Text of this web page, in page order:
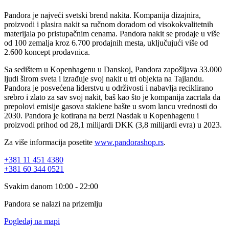
Pandora je najveći svetski brend nakita. Kompanija dizajnira,
proizvodi i plasira nakit sa ručnom doradom od visokokvalitetnih
materijala po pristupačnim cenama. Pandora nakit se prodaje u više
od 100 zemalja kroz 6.700 prodajnih mesta, uključujući više od
2.600 koncept prodavnica.
Sa sedištem u Kopenhagenu u Danskoj, Pandora zapošljava 33.000
ljudi širom sveta i izrađuje svoj nakit u tri objekta na Tajlandu.
Pandora je posvećena liderstvu u održivosti i nabavlja reciklirano
srebro i zlato za sav svoj nakit, baš kao što je kompanija zacrtala da
prepolovi emisije gasova staklene bašte u svom lancu vrednosti do
2030. Pandora je kotirana na berzi Nasdak u Kopenhagenu i
proizvodi prihod od 28,1 milijardi DKK (3,8 milijardi evra) u 2023.
Za više informacija posetite www.pandorashop.rs.
+381 11 451 4380
+381 60 344 0521
Svakim danom 10:00 - 22:00
Pandora se nalazi na prizemlju
Pogledaj na mapi